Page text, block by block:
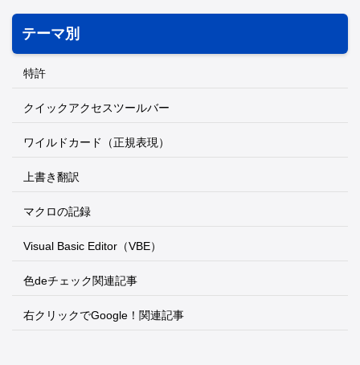
テーマ別
特許
クイックアクセスツールバー
ワイルドカード（正規表現）
上書き翻訳
マクロの記録
Visual Basic Editor（VBE）
色deチェック関連記事
右クリックでGoogle！関連記事